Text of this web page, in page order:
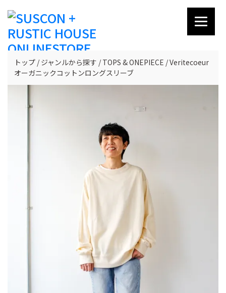
トップ ジャンルから探す TOPS & ONEPIECE Veritecoeur
オーガニックコットンロングスリーブ